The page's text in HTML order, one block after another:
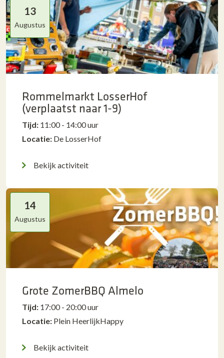
13
Augustus
Rommelmarkt LosserHof
(verplaatst naar 1-9)
Tijd: 11:00 - 14:00 uur
Locatie: De LosserHof
Bekijk activiteit
14
Augustus
Grote ZomerBBQ Almelo
Tijd: 17:00 - 20:00 uur
Locatie: Plein HeerlijkHappy
Bekijk activiteit